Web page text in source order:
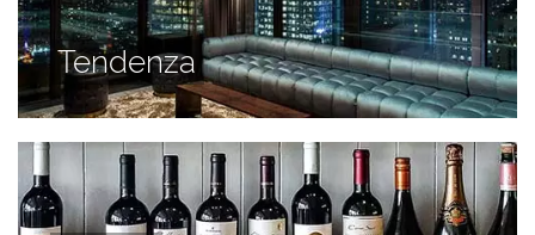
Tendenza